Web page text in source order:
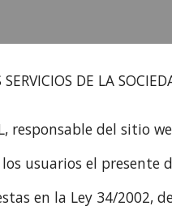
SOCIEDAD DE
responsable del sitio
los usuarios el
en la Ley 34/2002,